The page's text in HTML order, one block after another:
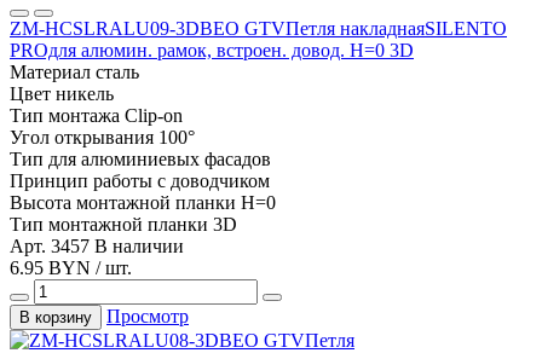
ZM-HCSLRALU09-3DBEO GTVПетля накладнаяSILENTO
PROдля алюмин. рамок, встроен. довод. Н=0 3D
Материал сталь
Цвет никель
Тип монтажа Clip-on
Угол открывания 100°
Тип для алюминиевых фасадов
Принцип работы с доводчиком
Высота монтажной планки H=0
Тип монтажной планки 3D
Арт. 3457 В наличии
6.95 BYN / шт.
В корзину Просмотр